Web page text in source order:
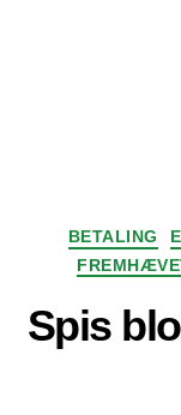
BETALING
Spis